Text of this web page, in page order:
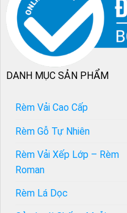
DANH MỤC SẢN PHẨM
Rèm Vải Cao Cấp
Rèm Gỗ Tự Nhiên
Rèm Vải Xếp Lớp – Rèm
Roman
Rèm Lá Dọc